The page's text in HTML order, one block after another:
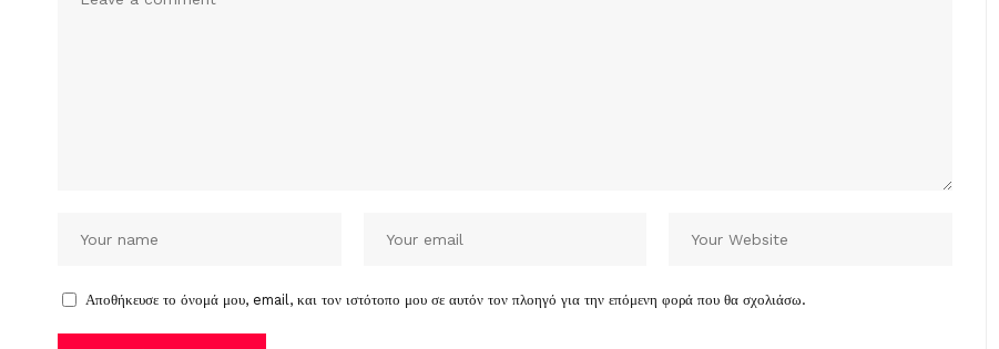
Αποθήκευσε το όνομά μου, email, και τον ιστότοπο μου σε αυτόν τον πλοηγό για την επόμενη φορά που θα σχολιάσω.